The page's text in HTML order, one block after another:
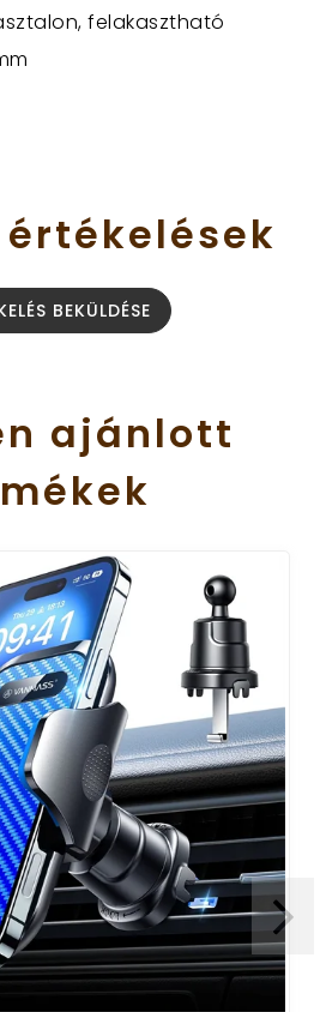
felakasztható
értékelések
BEKÜLDÉSE
ajánlott